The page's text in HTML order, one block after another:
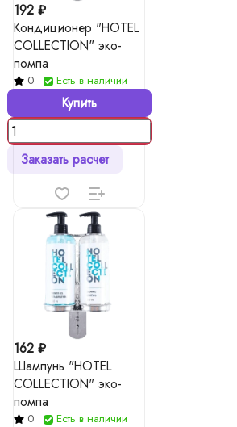
192 ₽
Кондиционер "HOTEL
COLLECTION" эко-
помпа
0 Есть в наличии
Купить
Заказать расчет
162 ₽
Шампунь "HOTEL
COLLECTION" эко-
помпа
0 Есть в наличии